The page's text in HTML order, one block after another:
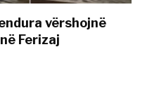
vërshojnë
Ferizaj